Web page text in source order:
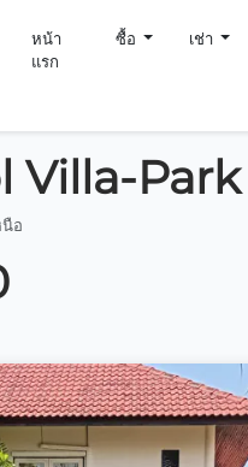
หน้า
แรก
ซื้อ เช่า
Villa-
อ